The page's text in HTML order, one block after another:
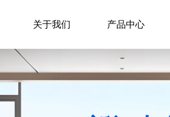
关于我们 产品中心